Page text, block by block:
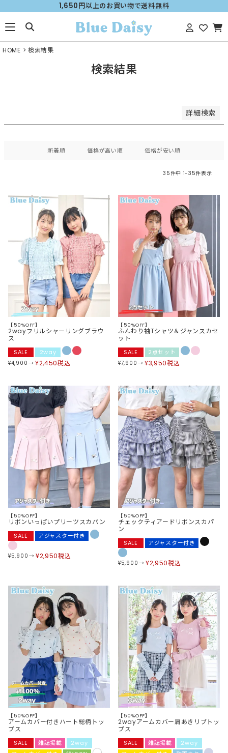
1,650円以上のお買い物で送料無料
HOME 検索結果
検索結果
詳細検索
価格が安い順
価格が高い順
優先度順
レビュー順
キーワードヒット順
価格が安い順
価格が高い順
新着順
35件中 1-35件表示
【50%OFF】
2wayフリルシャーリングブラウ
ス
SALE 2way
¥4,900 ¥2,450税込
【50%OFF】
ふんわり袖Tシャツ＆ジャンスカセ
ット
SALE 2点セット
¥7,900 ¥3,950税込
【50%OFF】
リボンいっぱいプリーツスカパン
SALE アジャスター付き
¥5,900 ¥2,950税込
【50%OFF】
チェックティアードリボンスカパ
ン
SALE アジャスター付き
¥5,900 ¥2,950税込
【50%OFF】
アームカバー付きハート総柄トッ
プス
SALE 雑誌掲載
2way
【50%OFF】
2wayアームカバー肩あきリブトッ
プス
SALE 雑誌掲載
2way